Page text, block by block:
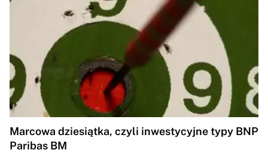
Marcowa dziesiątka, czyli inwestycyjne typy BNP
Paribas BM